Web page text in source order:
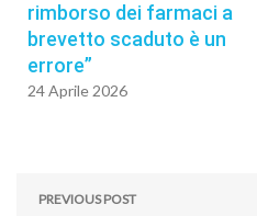
rimborso dei farmaci a
brevetto scaduto è un
errore”
24 Aprile 2026
PREVIOUS POST